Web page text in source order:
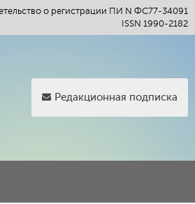
о регистрации ПИ N ФС77-34091
ISSN 1990-2182
Редакционная подписка